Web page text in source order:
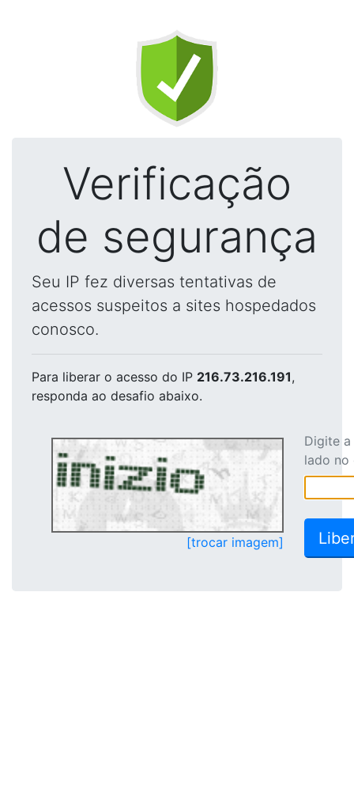
Verificação
de segurança
Seu IP fez diversas tentativas de
acessos suspeitos a sites hospedados
conosco.
Para liberar o acesso do IP 216.73.216.191,
responda ao desafio abaixo.
[trocar imagem]
Digite
lado no